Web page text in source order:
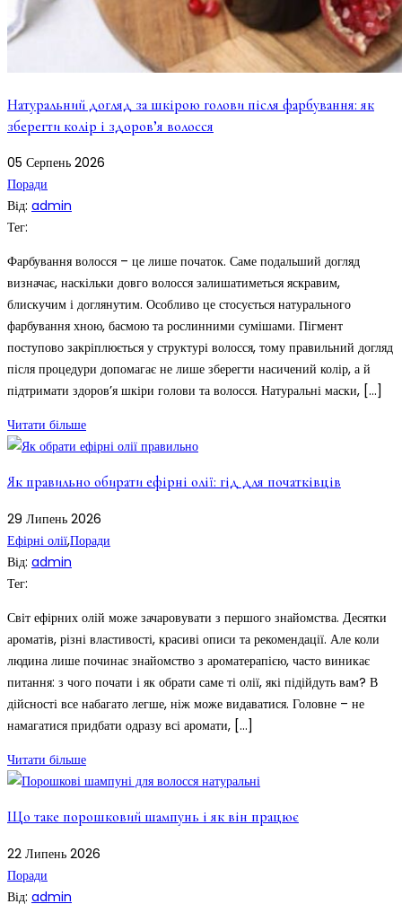
Натуральний догляд за шкірою голови після фарбування: як
зберегти колір і здоров’я волосся
05 Серпень 2026
Поради
Від: admin
Тег:
Фарбування волосся – це лише початок. Саме подальший догляд
визначає, наскільки довго волосся залишатиметься яскравим,
блискучим і доглянутим. Особливо це стосується натурального
фарбування хною, басмою та рослинними сумішами. Пігмент
поступово закріплюється у структурі волосся, тому правильний догляд
після процедури допомагає не лише зберегти насичений колір, а й
підтримати здоров’я шкіри голови та волосся. Натуральні маски, […]
Читати більше
Як правильно обирати ефірні олії: гід для початківців
29 Липень 2026
Ефірні олії,Поради
Від: admin
Тег:
Світ ефірних олій може зачаровувати з першого знайомства. Десятки
ароматів, різні властивості, красиві описи та рекомендації. Але коли
людина лише починає знайомство з ароматерапією, часто виникає
питання: з чого почати і як обрати саме ті олії, які підійдуть вам? В
дійсності все набагато легше, ніж може видаватися. Головне – не
намагатися придбати одразу всі аромати, […]
Читати більше
Що таке порошковий шампунь і як він працює
22 Липень 2026
Поради
Від: admin